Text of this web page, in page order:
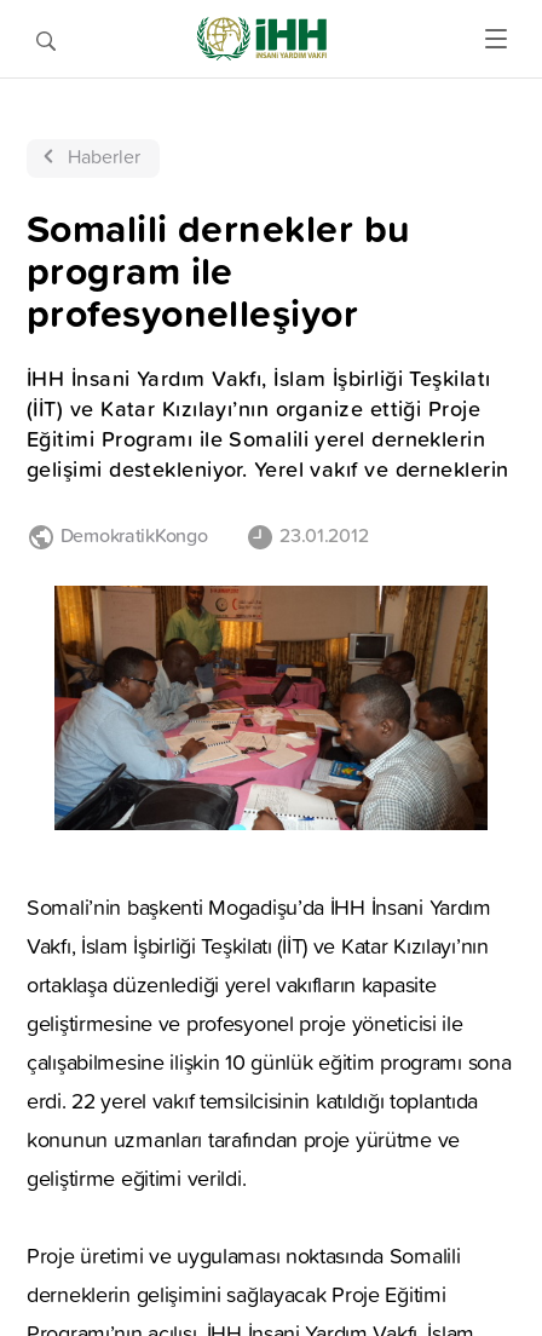
Haberler
Somalili dernekler bu
program ile
profesyonelleşiyor
İHH İnsani Yardım Vakfı, İslam İşbirliği Teşkilatı
(İİT) ve Katar Kızılayı’nın organize ettiği Proje
Eğitimi Programı ile Somalili yerel derneklerin
gelişimi destekleniyor. Yerel vakıf ve derneklerin
DemokratikKongo 23.01.2012
Somali’nin başkenti Mogadişu’da İHH İnsani Yardım
Vakfı, İslam İşbirliği Teşkilatı (İİT) ve Katar Kızılayı’nın
ortaklaşa düzenlediği yerel vakıfların kapasite
geliştirmesine ve profesyonel proje yöneticisi ile
çalışabilmesine ilişkin 10 günlük eğitim programı sona
erdi. 22 yerel vakıf temsilcisinin katıldığı toplantıda
konunun uzmanları tarafından proje yürütme ve
geliştirme eğitimi verildi.
Proje üretimi ve uygulaması noktasında Somalili
derneklerin gelişimini sağlayacak Proje Eğitimi